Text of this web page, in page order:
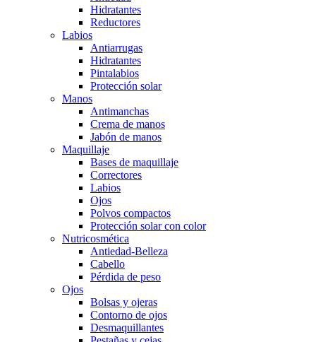
Hidratantes
Reductores
Labios
Antiarrugas
Hidratantes
Pintalabios
Protección solar
Manos
Antimanchas
Crema de manos
Jabón de manos
Maquillaje
Bases de maquillaje
Correctores
Labios
Ojos
Polvos compactos
Protección solar con color
Nutricosmética
Antiedad-Belleza
Cabello
Pérdida de peso
Ojos
Bolsas y ojeras
Contorno de ojos
Desmaquillantes